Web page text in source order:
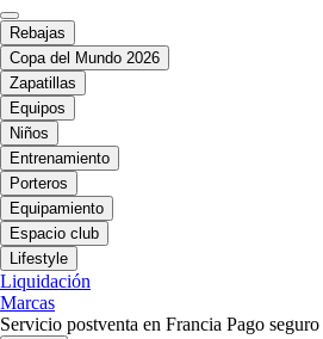
Rebajas
Copa del Mundo 2026
Zapatillas
Equipos
Niños
Entrenamiento
Porteros
Equipamiento
Espacio club
Lifestyle
Liquidación
Marcas
Servicio postventa en Francia Pago seguro